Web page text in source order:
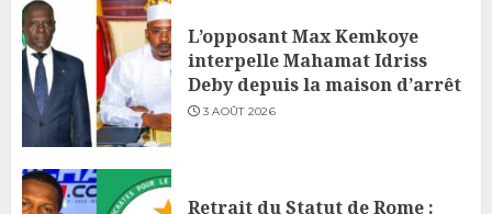
L’opposant Max Kemkoye
interpelle Mahamat Idriss
Deby depuis la maison d’arrêt
3 AOÛT 2026
Retrait du Statut de Rome :